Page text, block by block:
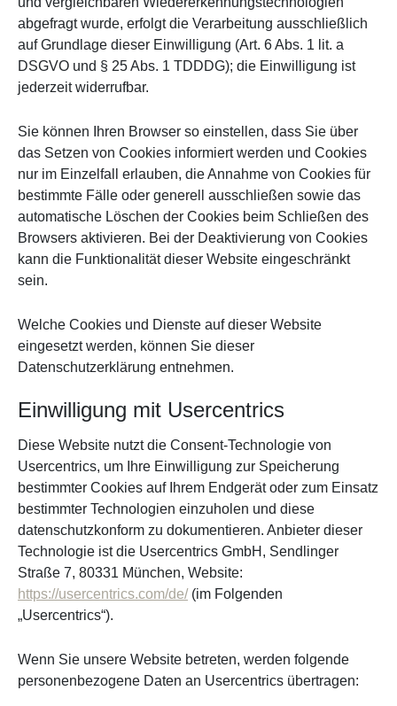
abgefragt wurde, erfolgt die Verarbeitung ausschließlich
auf Grundlage dieser Einwilligung (Art. 6 Abs. 1 lit. a
DSGVO und § 25 Abs. 1 TDDDG); die Einwilligung ist
jederzeit widerrufbar.
Sie können Ihren Browser so einstellen, dass Sie über
das Setzen von Cookies informiert werden und Cookies
nur im Einzelfall erlauben, die Annahme von Cookies für
bestimmte Fälle oder generell ausschließen sowie das
automatische Löschen der Cookies beim Schließen des
Browsers aktivieren. Bei der Deaktivierung von Cookies
kann die Funktionalität dieser Website eingeschränkt
sein.
Welche Cookies und Dienste auf dieser Website
eingesetzt werden, können Sie dieser
Datenschutzerklärung entnehmen.
Einwilligung mit Usercentrics
Diese Website nutzt die Consent-Technologie von
Usercentrics, um Ihre Einwilligung zur Speicherung
bestimmter Cookies auf Ihrem Endgerät oder zum Einsatz
bestimmter Technologien einzuholen und diese
datenschutzkonform zu dokumentieren. Anbieter dieser
Technologie ist die Usercentrics GmbH, Sendlinger
Straße 7, 80331 München, Website:
https://usercentrics.com/de/(im Folgenden
„Usercentrics“).
Wenn Sie unsere Website betreten, werden folgende
personenbezogene Daten an Usercentrics übertragen: